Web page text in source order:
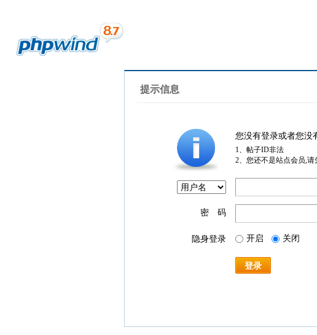
提示信息
您没有登录或者您没
1、帖子ID非法
2、您还不是站点会员,请
密 码
隐身登录 开启 关闭
登录